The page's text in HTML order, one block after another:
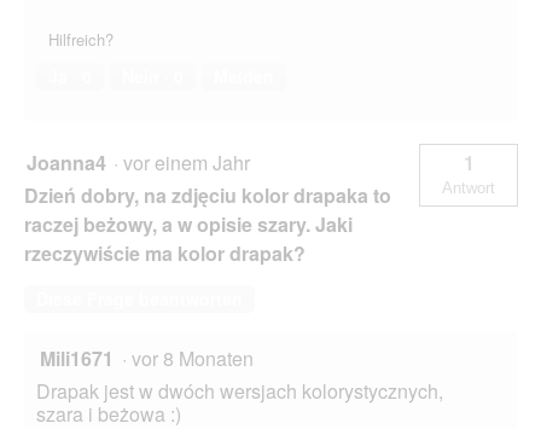
Hilfreich?
Joanna4 · vor einem Jahr
Dzień dobry, na zdjęciu kolor drapaka to
raczej beżowy, a w opisie szary. Jaki
rzeczywiście ma kolor drapak?
1
Antwort
Mili1671 · vor 8 Monaten
Drapak jest w dwóch wersjach kolorystycznych,
szara i beżowa :)